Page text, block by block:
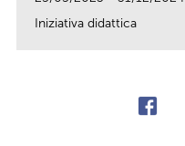
Iniziativa didattica